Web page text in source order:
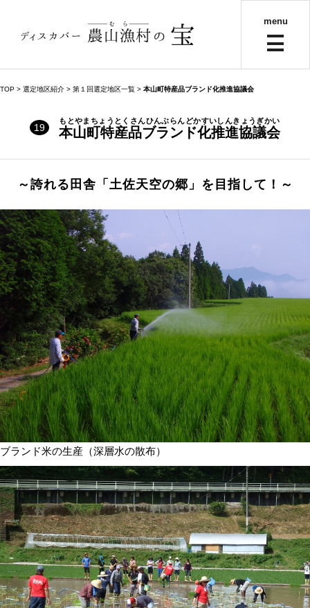
menu
TOP > 選定地区紹介 > 第１回選定地区一覧 > 本山町特産品ブランド化推進協議会
19 本山町特産品ブランド化推進協議会
もとやまちょうとくさんひんぶらんどかすいしんきょうぎかい
～誇れる田舎「土佐天空の郷」を目指して！～
ブランド米の生産（深層水の散布）